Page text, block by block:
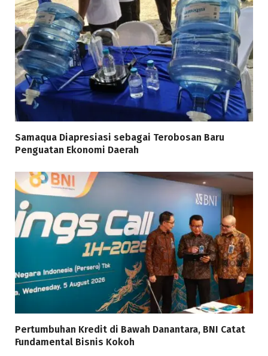
Samaqua Diapresiasi sebagai Terobosan Baru
Penguatan Ekonomi Daerah
Pertumbuhan Kredit di Bawah Danantara, BNI Catat
Fundamental Bisnis Kokoh